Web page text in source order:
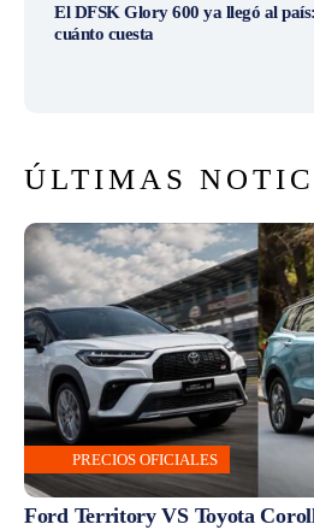
El DFSK Glory 600 ya llegó al
cuánto cuesta
ÚLTIMAS
PRECIOS OFICIALES
Ford Territory VS Toyota